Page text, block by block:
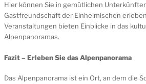
Hier können Sie in gemütlichen
Gastfreundschaft der Einheimischen
Veranstaltungen bieten Einblicke in das
Alpenpanoramas.
Fazit – Erleben Sie das Alpenpanorama
Das Alpenpanorama ist ein Ort, an dem die